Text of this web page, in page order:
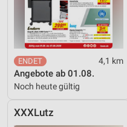
4,1 km
Angebote ab 01.08.
Noch heute gültig
XXXLutz